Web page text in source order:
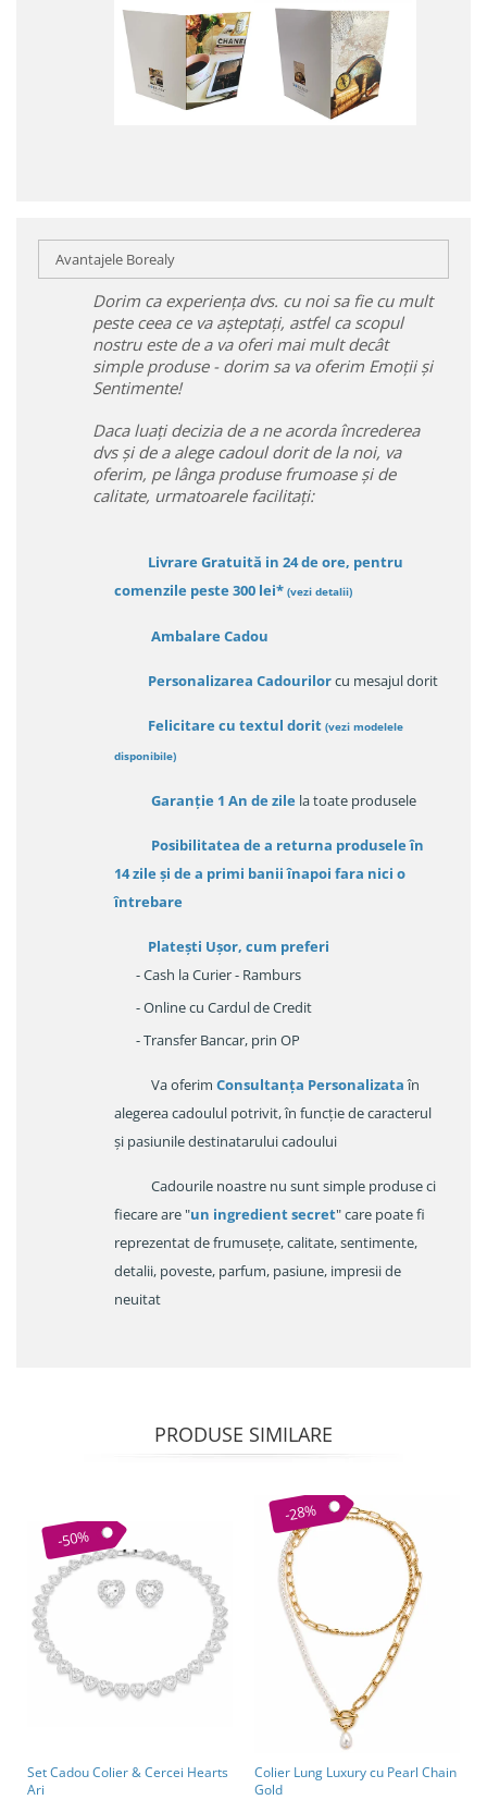
Avantajele Borealy
Dorim ca experiența dvs. cu noi sa fie cu mult
peste ceea ce va așteptați, astfel ca scopul
nostru este de a va oferi mai mult decât
simple produse - dorim sa va oferim Emoții și
Sentimente!
Daca luați decizia de a ne acorda încrederea
dvs și de a alege cadoul dorit de la noi, va
oferim, pe lânga produse frumoase și de
calitate, urmatoarele facilitați:
Livrare Gratuită in 24 de ore, pentru
comenzile peste 300 lei* (vezi detalii)
Ambalare Cadou
Personalizarea Cadourilorcu mesajul dorit
Felicitare cu textul dorit (vezi modelele
disponibile)
Garanție 1 An de zile la toate produsele
Posibilitatea de a returna produsele în
14 zileși de a primi banii înapoi fara nici o
întrebare
Platești Ușor, cum preferi
- Cash la Curier - Ramburs
- Online cu Cardul de Credit
- Transfer Bancar, prin OP
Va oferim Consultanța Personalizataîn
alegerea cadoulul potrivit, în funcție de caracterul
și pasiunile destinatarului cadoului
Cadourile noastre nu sunt simple produse ci
fiecare are "un ingredient secret" care poate fi
reprezentat de frumusețe, calitate, sentimente,
detalii, poveste, parfum, pasiune, impresii de
neuitat
PRODUSE SIMILARE
-50%
Set Cadou Colier & Cercei Hearts
Ari
-28%
Colier Lung Luxury cu Pearl Chain
Gold